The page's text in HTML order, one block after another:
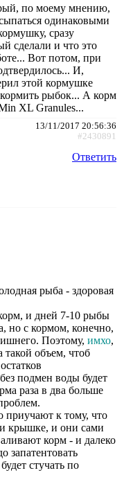
по моему мнению,
одинаковыми
сразу
сделали и что это
Вот потом, при
И,
этой кормушке
рыбок... А корм
XL Granules...
13/11/2017 20:56:36
#2430891
Ответить
рыба - здоровая
и дней 7-10 рыбы
но с кормом, конечно,
Поэтому, имхо,
такой объем, чтоб
подмен воды будет
раза в два больше
приучают к тому, что
крышке, и они сами
корм - и далеко
запатентовать
стучать по